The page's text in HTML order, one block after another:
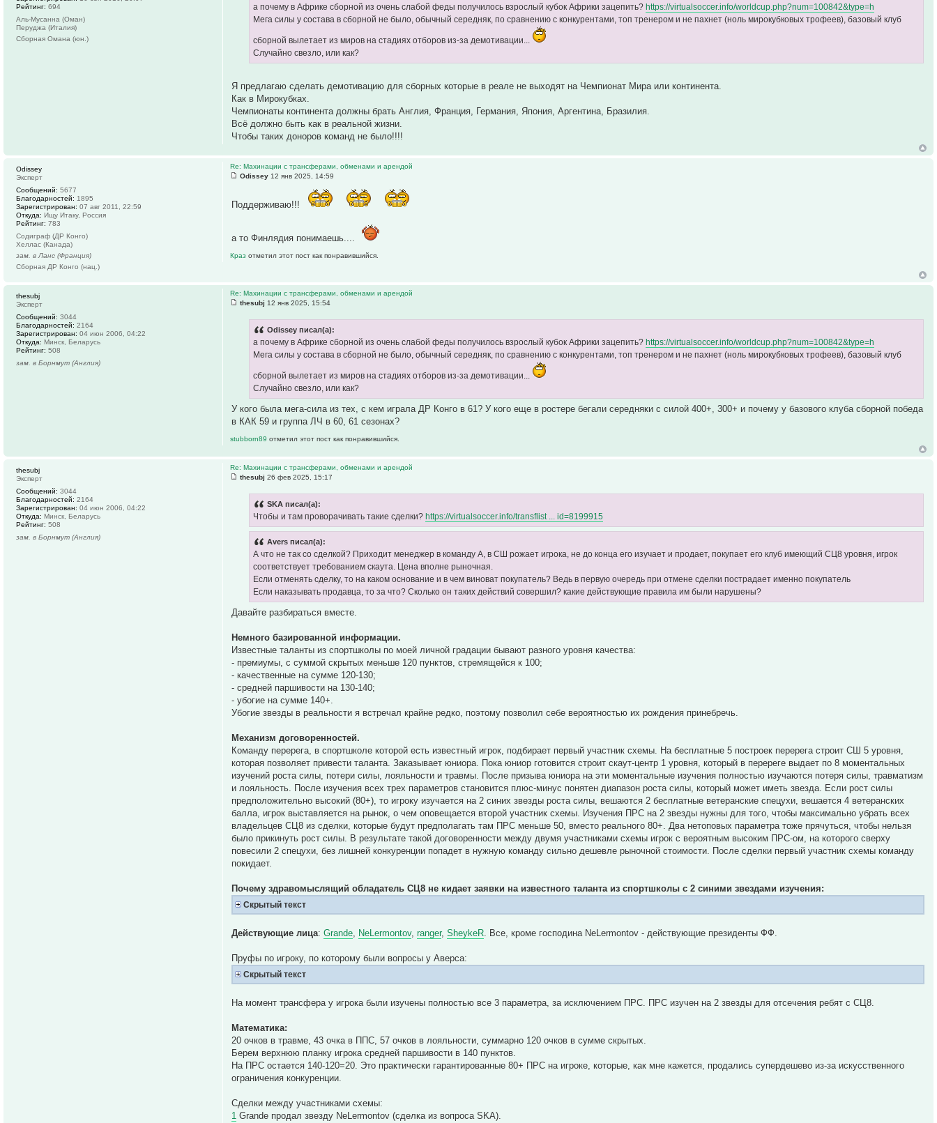
а почему в Африке сборной из очень слабой феды получилось взрослый кубок Африки зацепить?https://virtualsoccer.info/worldcup.php?num=100842&type=h
Мега силы у состава в сборной не было, обычный середняк, по сравнению с конкурентами, топ тренером и не пахнет (ноль мирокубковых трофеев), базовый клуб
сборной вылетает из миров на стадиях отборов из-за демотивации...
Случайно свезло, или как?
Я предлагаю сделать демотивацию для сборных которые в реале не выходят на Чемпионат Мира или континента.
Как в Мирокубках.
Чемпионаты континента должны брать Англия, Франция, Германия, Япония, Аргентина, Бразилия.
Всë должно быть как в реальной жизни.
Чтобы таких доноров команд не было!!!!
Рейтинг: 694
Аль-Мусанна (Оман)
Перуджа (Италия)
Сборная Омана (юн.)
Re: Махинации с трансферами, обменами и арендой
Odissey 12 янв 2025, 14:59
Поддерживаю!!!
а то Финлядия понимаешь....
Кразотметил этот пост как понравившийся.
Odissey
Эксперт
Сообщений: 5677
Благодарностей: 1895
Зарегистрирован: 07 авг 2011, 22:59
Откуда: Ищу Итаку, Россия
Рейтинг: 783
Содиграф (ДР Конго)
Хеллас (Канада)
зам. в Ланс (Франция)
Сборная ДР Конго (нац.)
Re: Махинации с трансферами, обменами и арендой
thesubj 12 янв 2025, 15:54
Odissey писал(а):
а почему в Африке сборной из очень слабой феды получилось взрослый кубок Африки зацепить?https://virtualsoccer.info/worldcup.php?num=100842&type=h
Мега силы у состава в сборной не было, обычный середняк, по сравнению с конкурентами, топ тренером и не пахнет (ноль мирокубковых трофеев), базовый клуб
сборной вылетает из миров на стадиях отборов из-за демотивации...
Случайно свезло, или как?
У кого была мега-сила из тех, с кем играла ДР Конго в 61? У кого еще в ростере бегали середняки с силой 400+, 300+ и почему у базового клуба сборной победа
в КАК 59 и группа ЛЧ в 60, 61 сезонах?
stubborn89отметил этот пост как понравившийся.
thesubj
Эксперт
Сообщений: 3044
Благодарностей: 2164
Зарегистрирован: 04 июн 2006, 04:22
Откуда: Минск, Беларусь
Рейтинг: 508
зам. в Борнмут (Англия)
Re: Махинации с трансферами, обменами и арендой
thesubj 26 фев 2025, 15:17
SKA писал(а):
Чтобы и там проворачивать такие сделки?https://virtualsoccer.info/transflist ... id=8199915
Avers писал(а):
А что не так со сделкой? Приходит менеджер в команду А, в СШ рожает игрока, не до конца его изучает и продает, покупает его клуб имеющий СЦ8 уровня, игрок
соответствует требованием скаута. Цена вполне рыночная.
Если отменять сделку, то на каком основание и в чем виноват покупатель? Ведь в первую очередь при отмене сделки пострадает именно покупатель
Если наказывать продавца, то за что? Сколько он таких действий совершил? какие действующие правила им были нарушены?
Давайте разбираться вместе.
Немного базированной информации.
Известные таланты из спортшколы по моей личной градации бывают разного уровня качества:
- премиумы, с суммой скрытых меньше 120 пунктов, стремящейся к 100;
- качественные на сумме 120-130;
- средней паршивости на 130-140;
- убогие на сумме 140+.
Убогие звезды в реальности я встречал крайне редко, поэтому позволил себе вероятностью их рождения принебречь.
Механизм договоренностей.
Команду перерега, в спортшколе которой есть известный игрок, подбирает первый участник схемы. На бесплатные 5 построек перерега строит СШ 5 уровня,
которая позволяет привести таланта. Заказывает юниора. Пока юниор готовится строит скаут-центр 1 уровня, который в перереге выдает по 8 моментальных
изучений роста силы, потери силы, лояльности и травмы. После призыва юниора на эти моментальные изучения полностью изучаются потеря силы, травматизм
и лояльность. После изучения всех трех параметров становится плюс-минус понятен диапазон роста силы, который может иметь звезда. Если рост силы
предположительно высокий (80+), то игроку изучается на 2 синих звезды роста силы, вешаются 2 бесплатные ветеранские спецухи, вешается 4 ветеранских
балла, игрок выставляется на рынок, о чем оповещается второй участник схемы. Изучения ПРС на 2 звезды нужны для того, чтобы максимально убрать всех
владельцев СЦ8 из сделки, которые будут предполагать там ПРС меньше 50, вместо реального 80+. Два нетоповых параметра тоже прячуться, чтобы нельзя
было прикинуть рост силы. В результате такой договоренности между двумя участниками схемы игрок с вероятным высоким ПРС-ом, на которого сверху
повесили 2 спецухи, без лишней конкуренции попадет в нужную команду сильно дешевле рыночной стоимости. После сделки первый участник схемы команду
покидает.
Почему здравомыслящий обладатель СЦ8 не кидает заявки на известного таланта из спортшколы с 2 синими звездами изучения:
Скрытый текст
Действующие лица:Grande, NeLermontov,ranger,SheykeR. Все, кроме господина NeLermontov - действующие президенты ФФ.
Пруфы по игроку, по которому были вопросы у Аверса:
Скрытый текст
На момент трансфера у игрока были изучены полностью все 3 параметра, за исключением ПРС. ПРС изучен на 2 звезды для отсечения ребят с СЦ8.
Математика:
20 очков в травме, 43 очка в ППС, 57 очков в лояльности, суммарно 120 очков в сумме скрытых.
Берем верхнюю планку игрока средней паршивости в 140 пунктов.
На ПРС остается 140-120=20. Это практически гарантированные 80+ ПРС на игроке, которые, как мне кажется, продались супердешево из-за искусственного
ограничения конкуренции.
Сделки между участниками схемы:
1 Grande продал звезду NeLermontov (сделка из вопроса SKA).
thesubj
Эксперт
Сообщений: 3044
Благодарностей: 2164
Зарегистрирован: 04 июн 2006, 04:22
Откуда: Минск, Беларусь
Рейтинг: 508
зам. в Борнмут (Англия)